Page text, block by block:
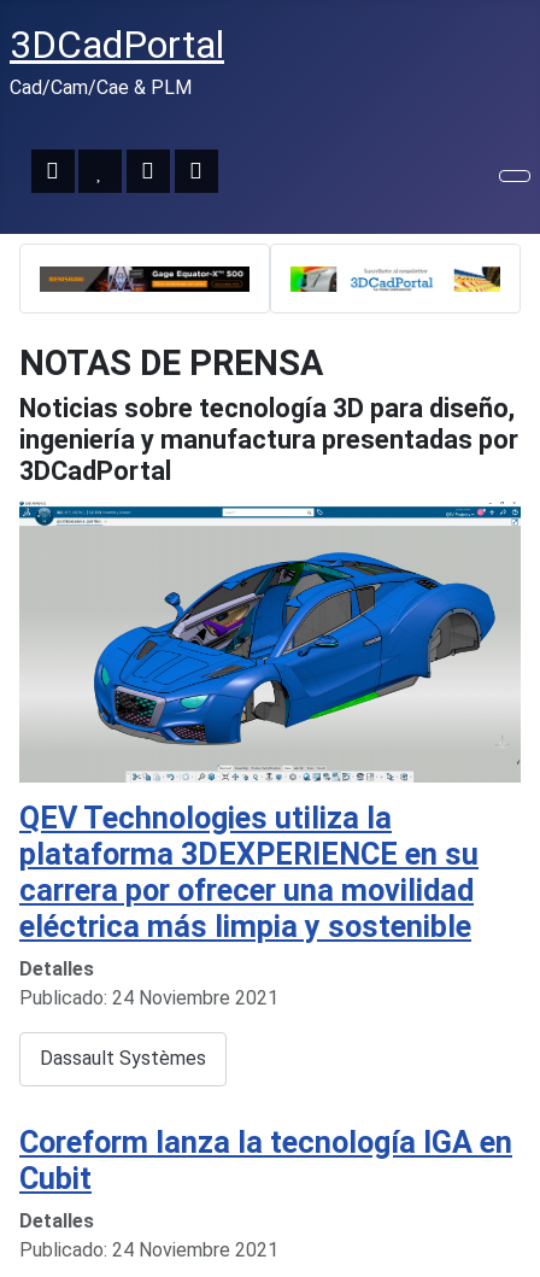
3DCadPortal
Cad/Cam/Cae & PLM
NOTAS DE PRENSA
Noticias sobre tecnología 3D para diseño,
ingeniería y manufactura presentadas por
3DCadPortal
QEV Technologies utiliza la
plataforma 3DEXPERIENCE en su
carrera por ofrecer una movilidad
eléctrica más limpia y sostenible
Detalles
Publicado: 24 Noviembre 2021
Dassault Systèmes
Coreform lanza la tecnología IGA en
Cubit
Detalles
Publicado: 24 Noviembre 2021